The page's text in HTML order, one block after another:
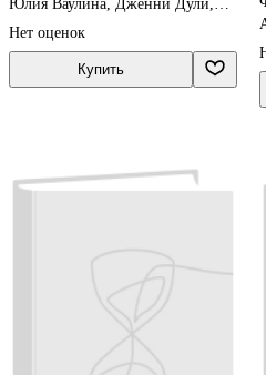
Юлия Ваулина, Дженни Дули,
Эванс
Нет оценок
Купить